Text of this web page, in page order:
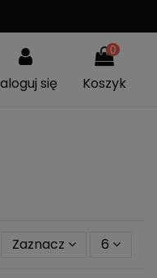
się
0
Koszyk
Zaznacz 6